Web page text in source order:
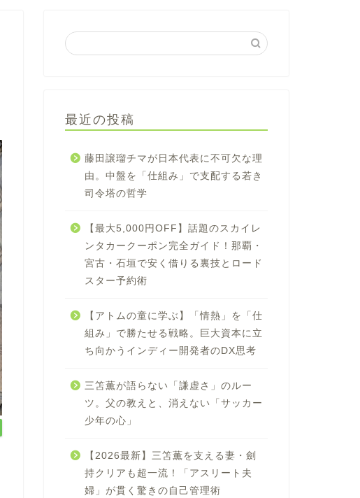
最近の投稿
藤田譲瑠チマが日本代表に不可欠な理
由。中盤を「仕組み」で支配する若き
司令塔の哲学
【最大5,000円OFF】話題のスカイレ
ンタカークーポン完全ガイド！那覇・
宮古・石垣で安く借りる裏技とロード
スター予約術
【アトムの童に学ぶ】「情熱」を「仕
組み」で勝たせる戦略。巨大資本に立
ち向かうインディー開発者のDX思考
三笘薫が語らない「謙虚さ」のルー
ツ。父の教えと、消えない「サッカー
少年の心」
【2026最新】三笘薫を支える妻・劍
持クリアも超一流！「アスリート夫
婦」が貫く驚きの自己管理術